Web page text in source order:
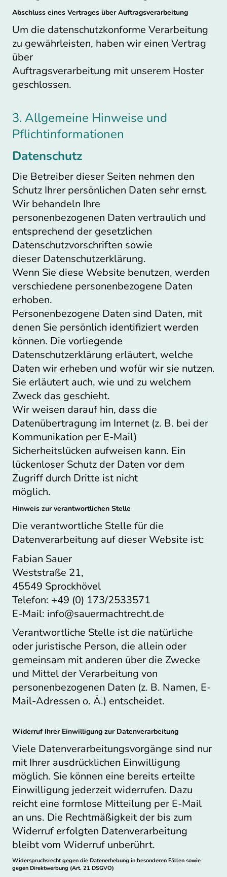
Abschluss eines Vertrages über Auftragsverarbeitung
Um die datenschutzkonforme Verarbeitung
zu gewährleisten, haben wir einen Vertrag
über
Auftragsverarbeitung mit unserem Hoster
geschlossen.
3. Allgemeine Hinweise und
Pflichtinformationen
Datenschutz
Die Betreiber dieser Seiten nehmen den
Schutz Ihrer persönlichen Daten sehr ernst.
Wir behandeln Ihre
personenbezogenen Daten vertraulich und
entsprechend der gesetzlichen
Datenschutzvorschriften sowie
dieser Datenschutzerklärung.
Wenn Sie diese Website benutzen, werden
verschiedene personenbezogene Daten
erhoben.
Personenbezogene Daten sind Daten, mit
denen Sie persönlich identifiziert werden
können. Die vorliegende
Datenschutzerklärung erläutert, welche
Daten wir erheben und wofür wir sie nutzen.
Sie erläutert auch, wie und zu welchem
Zweck das geschieht.
Wir weisen darauf hin, dass die
Datenübertragung im Internet (z. B. bei der
Kommunikation per E-Mail)
Sicherheitslücken aufweisen kann. Ein
lückenloser Schutz der Daten vor dem
Zugriff durch Dritte ist nicht
möglich.
Hinweis zur verantwortlichen Stelle
Die verantwortliche Stelle für die
Datenverarbeitung auf dieser Website ist:
Fabian Sauer
Weststraße 21,
45549 Sprockhövel
Telefon: +49 (0) 173/2533571
E-Mail: info@sauermachtrecht.de
Verantwortliche Stelle ist die natürliche
oder juristische Person, die allein oder
gemeinsam mit anderen über die Zwecke
und Mittel der Verarbeitung von
personenbezogenen Daten (z. B. Namen, E-
Mail-Adressen o. Ä.) entscheidet.
Widerruf Ihrer Einwilligung zur Datenverarbeitung
Viele Datenverarbeitungsvorgänge sind nur
mit Ihrer ausdrücklichen Einwilligung
möglich. Sie können eine bereits erteilte
Einwilligung jederzeit widerrufen. Dazu
reicht eine formlose Mitteilung per E-Mail
an uns. Die Rechtmäßigkeit der bis zum
Widerruf erfolgten Datenverarbeitung
bleibt vom Widerruf unberührt.
Widerspruchsrecht gegen die Datenerhebung in besonderen Fällen sowie
gegen Direktwerbung (Art. 21 DSGVO)